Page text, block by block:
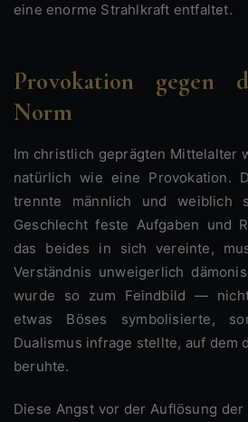
eine enorme Strahlkraft entfaltet.
Provokation gegen
Norm
Im christlich geprägten Mittelalter wirkte ein solches Bild
natürlich wie eine Provokation.
trennte männlich und weiblich
Geschlecht feste Aufgaben und
das beides in sich vereinte,
Verständnis unweigerlich
wurde so zum Feindbild —
etwas Böses symbolisierte,
Dualismus infrage stellte, auf dem
beruhte.
Diese Angst vor der Auflösung der Geschlechterordnung